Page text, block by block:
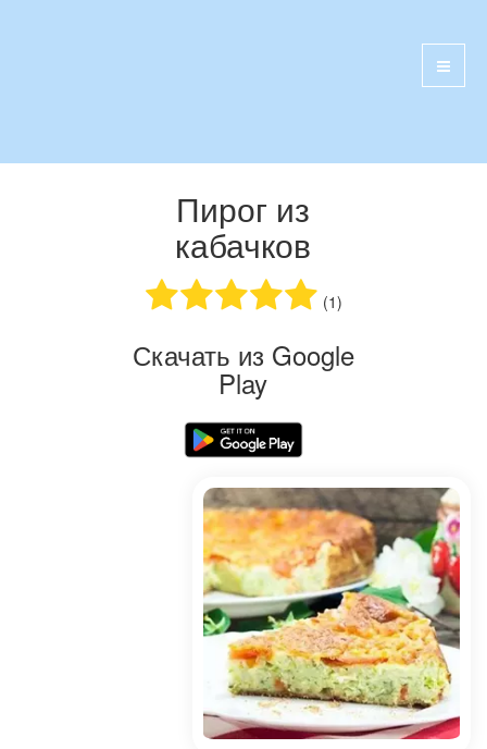
Пирог из
кабачков
(1)
Скачать из Google
Play